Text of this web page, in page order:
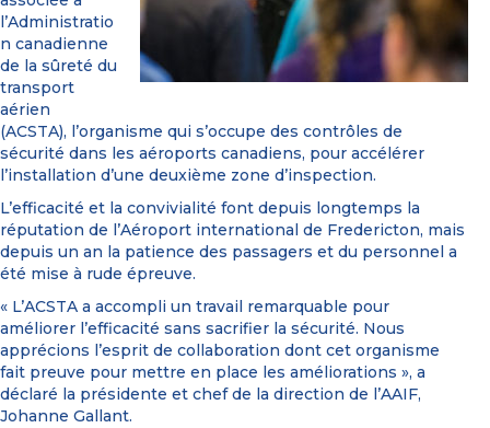
l’Administratio
n canadienne
de la sûreté du
transport
aérien
(ACSTA), l’organisme qui s’occupe des contrôles de
sécurité dans les aéroports canadiens, pour accélérer
l’installation d’une deuxième zone d’inspection.
L’efficacité et la convivialité font depuis longtemps la
réputation de l’Aéroport international de Fredericton, mais
depuis un an la patience des passagers et du personnel a
été mise à rude épreuve.
« L’ACSTA a accompli un travail remarquable pour
améliorer l’efficacité sans sacrifier la sécurité. Nous
apprécions l’esprit de collaboration dont cet organisme
fait preuve pour mettre en place les améliorations », a
déclaré la présidente et chef de la direction de l’AAIF,
Johanne Gallant.